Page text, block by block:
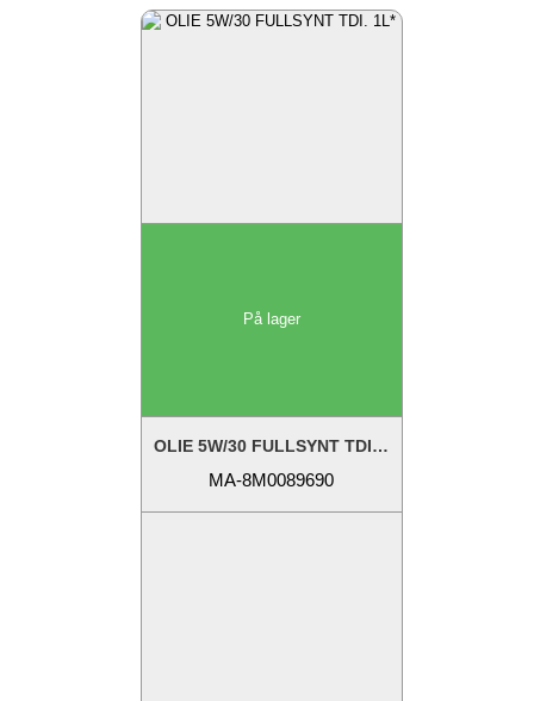
På lager
OLIE 5W/30 FULLSYNT TDI 1L*
MA-8M0089690